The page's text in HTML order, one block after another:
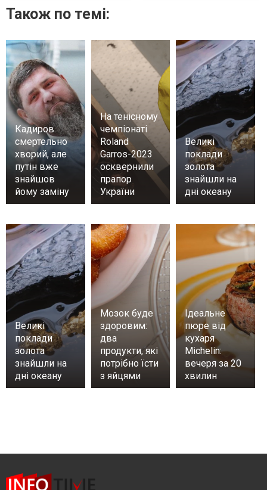
Також по темі:
Кадиров
смертельно
хворий, але
путін вже
знайшов
йому заміну
На тенісному
чемпіонаті
Roland
Garros-2023
осквернили
прапор
України
Великі
поклади
золота
знайшли на
дні океану
Великі
поклади
золота
знайшли на
дні океану
Мозок буде
здоровим:
два
продукти, які
потрібно їсти
з яйцями
Ідеальне
пюре від
кухаря
Michelin:
вечеря за 20
хвилин